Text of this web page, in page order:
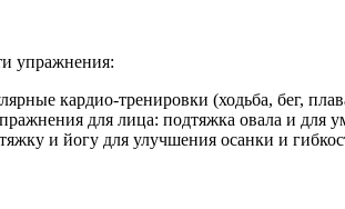
упражнения:
кардио-тренировки (ходьба, бег,
для лица: подтяжка овала и для
и йогу для улучшения осанки и